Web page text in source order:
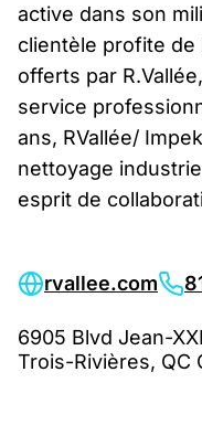
active dans son
clientèle profite de
offerts par
service
ans, RVallée/
nettoyage
esprit de
rvallee.com
6905 Blvd Jean-
Trois-Rivières, QC